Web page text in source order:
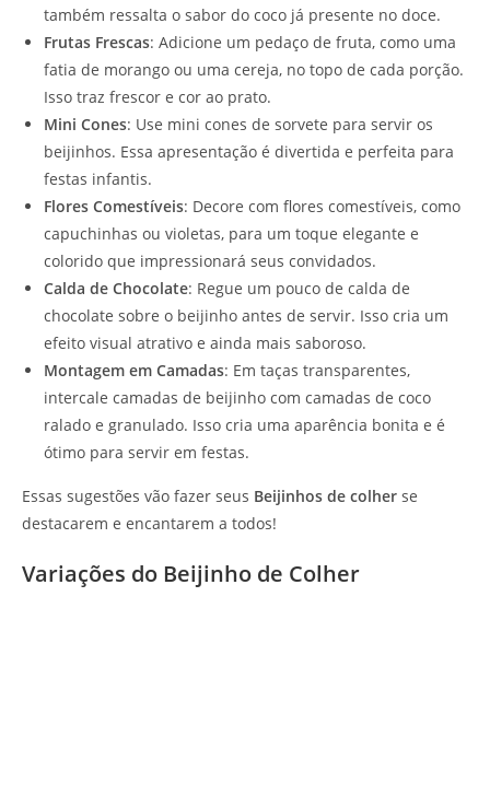
também ressalta o sabor do coco já presente no doce.
Frutas Frescas: Adicione um pedaço de fruta, como uma
fatia de morango ou uma cereja, no topo de cada porção.
Isso traz frescor e cor ao prato.
Mini Cones: Use mini cones de sorvete para servir os
beijinhos. Essa apresentação é divertida e perfeita para
festas infantis.
Flores Comestíveis: Decore com flores comestíveis, como
capuchinhas ou violetas, para um toque elegante e
colorido que impressionará seus convidados.
Calda de Chocolate: Regue um pouco de calda de
chocolate sobre o beijinho antes de servir. Isso cria um
efeito visual atrativo e ainda mais saboroso.
Montagem em Camadas: Em taças transparentes,
intercale camadas de beijinho com camadas de coco
ralado e granulado. Isso cria uma aparência bonita e é
ótimo para servir em festas.
Essas sugestões vão fazer seus Beijinhos de colher se
destacarem e encantarem a todos!
Variações do Beijinho de Colher